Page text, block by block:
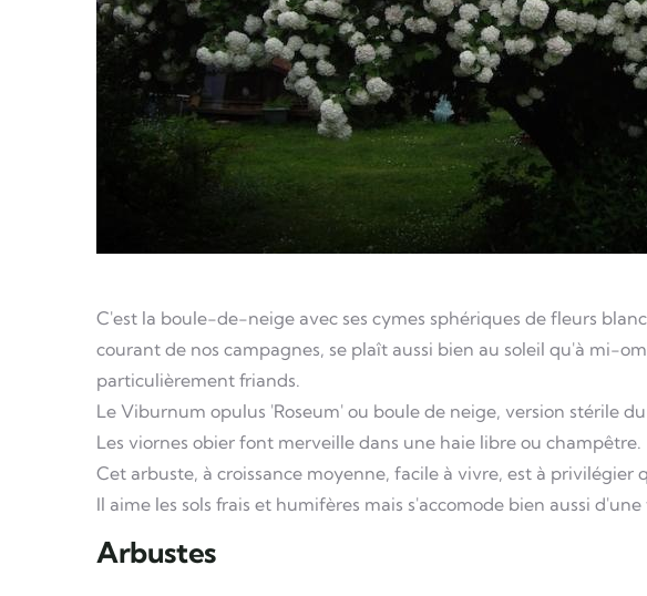
C'est la boule-de-neige avec ses cymes sphériques de fleurs
courant de nos campagnes, se plaît aussi bien au soleil qu'à mi-
particulièrement friands.
Le Viburnum opulus 'Roseum' ou boule de neige, version stérile
Les viornes obier font merveille dans une haie libre ou champêtre.
Cet arbuste, à croissance moyenne, facile à vivre, est à
Il aime les sols frais et humifères mais s'accomode bien aussi
Arbustes